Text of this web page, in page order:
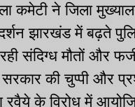
कमेटी ने जिला
झारखंड में बढ़ते
संदिग्ध मौतों और
की चुप्पी और
रवैये के विरोध में